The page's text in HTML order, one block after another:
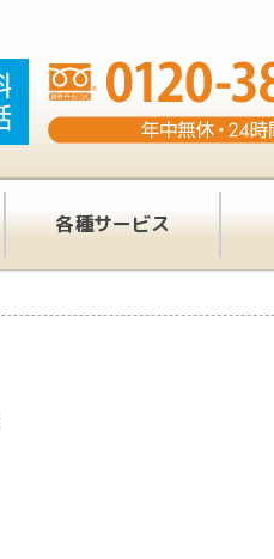
各種サービス